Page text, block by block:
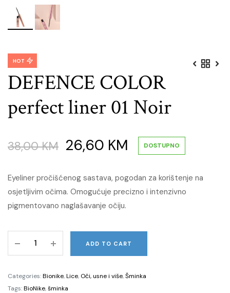
DEFENCE COLOR
perfect liner 01 Noir
HOT
38,00KM Original
was:
26,60 KM Current
price
is:
DOSTUPNO
Eyeliner pročišćenog sastava, pogodan za korištenje na
osjetljivim očima. Omogućuje precizno i intenzivno
pigmentovano naglašavanje očiju.
COLOR
liner
01
ADD TO CART
Categories:Bionike,Lice, Oči, usne i više,Šminka
Tags:BioNike,šminka